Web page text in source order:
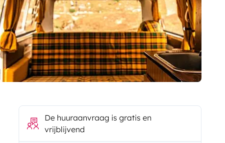
De huuraanvraag is gratis en
vrijblijvend